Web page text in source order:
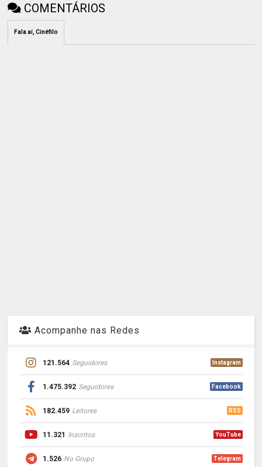
COMENTÁRIOS
Fala aí, Cinéfilo
Acompanhe nas Redes
121.564 Seguidores Instagram
1.475.392 Seguidores Facebook
182.459 Leitores RSS
11.321 Inscritos YouTube
1.526 No Grupo Telegram